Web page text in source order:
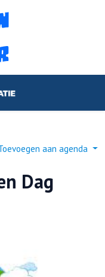
aan agenda
Dag